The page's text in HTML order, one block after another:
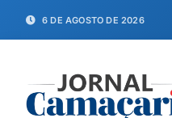
6 DE AGOSTO DE 2026